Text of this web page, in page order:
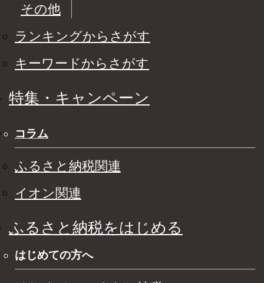
その他
ランキングからさがす
キーワードからさがす
特集・キャンペーン
コラム
ふるさと納税関連
イオン関連
ふるさと納税をはじめる
はじめての方へ